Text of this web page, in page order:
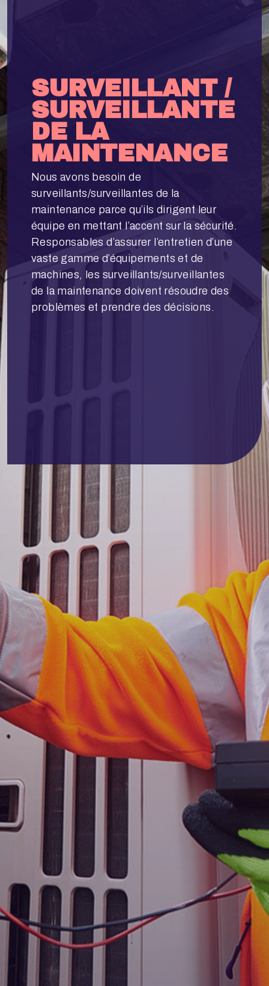
SURVEILLANT /
SURVEILLANTE
DE LA
MAINTENANCE
Nous avons besoin de
surveillants/surveillantes de la
maintenance parce qu’ils dirigent leur
équipe en mettant l’accent sur la sécurité.
Responsables d’assurer l’entretien d’une
vaste gamme d’équipements et de
machines, les surveillants/surveillantes
de la maintenance doivent résoudre des
problèmes et prendre des décisions.